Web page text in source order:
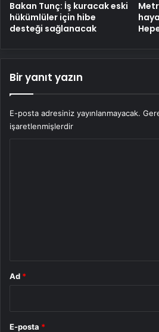
Bakan Tunç: İş kuracak eski
hükümlüler için hibe
desteği sağlanacak
Bir yanıt yazın
E-posta adresiniz yayınlanmayacak.
işaretlenmişlerdir
Ad *
E-posta *